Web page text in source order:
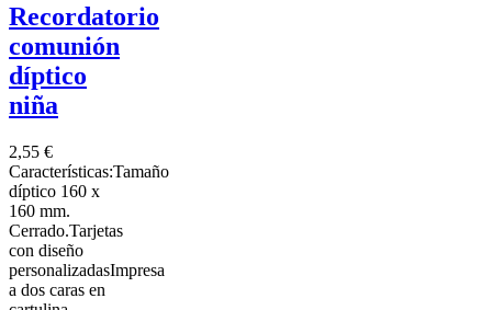
Recordatorio
comunión
díptico
niña
2,55 €
Características:Tamaño
díptico 160 x
160 mm.
Cerrado.Tarjetas
con diseño
personalizadasImpresa
a dos caras en